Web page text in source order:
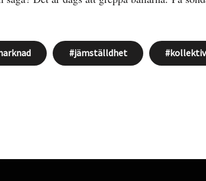
jämställdhet